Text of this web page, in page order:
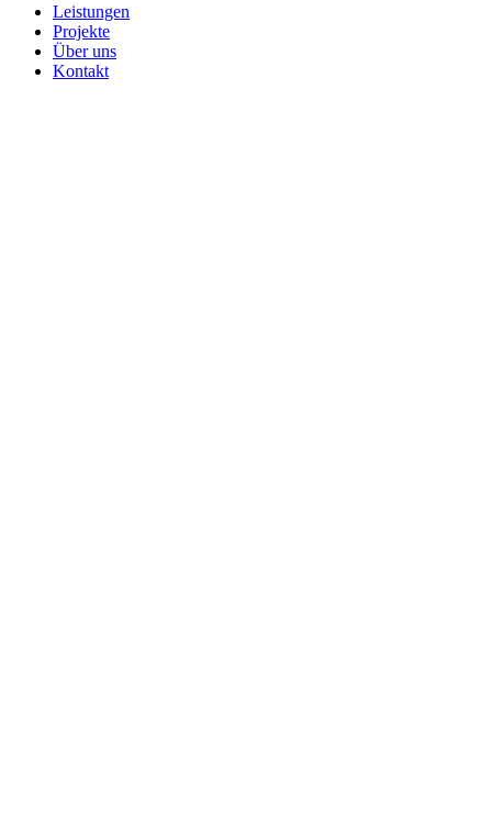
Close
Menu
Leistungen
Projekte
Über uns
Kontakt